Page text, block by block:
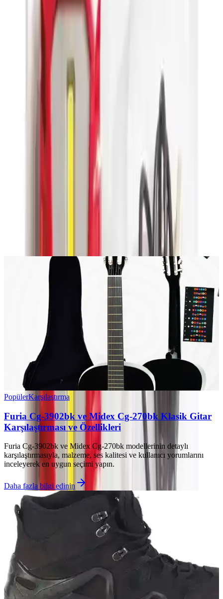
Rico RC0037-240 Lümen el feneri özellikle dayanıklılığı,
kullanışlılığı ve enerji verimliliği ile öne çıkan bir ürün olarak kamp
ve açık hava tutkunlarının beklentilerini karşılamaktadır. Mıknatıslı
ve asma özellikleri sayesinde farklı kullanım alanlarına uyum sağlar.
Kullanıcıların genel memnuniyeti yüksek olup ürünün sunduğu
performans ve dayanıklılık tercih edilme sebeplerinin başında
gelmektedir. Her ne kadar küçük teferruatlarda geliştirilmesi gereken
noktalar bulunsa da günlük ve profesyonel kullanımlar için güvenilir
bir yardımcıdır. Bu el feneri teknolojik özellikleri ve pratik
tasarımıyla ihtiyaç duyulan her anda güvenle tercih edilebilir.
PopülerKarşılaştırma
Furia Cg-3902bk ve Midex Cg-270bk Klasik Gitar
Karşılaştırması ve Özellikleri
Furia Cg-3902bk ve Midex Cg-270bk modellerinin detaylı
karşılaştırmasıyla, malzeme, ses kalitesi ve kullanıcı yorumlarını
inceleyerek en uygun seçimi yapın.
Daha fazla bilgi edinin